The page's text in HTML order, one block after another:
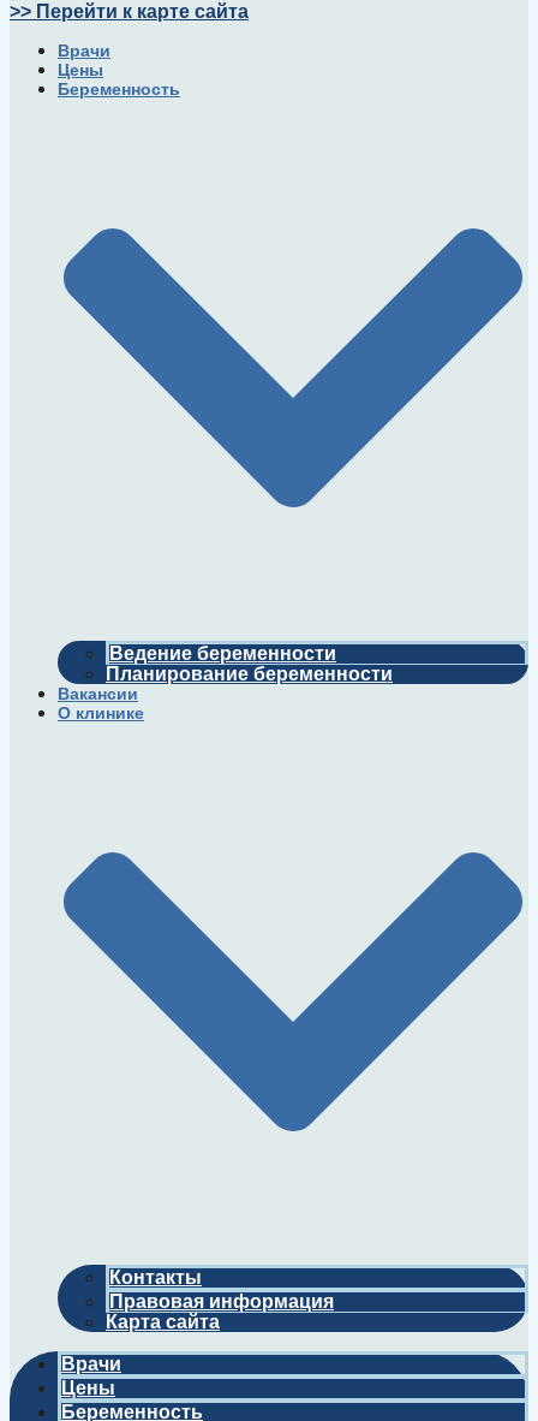
>> Перейти к карте сайта
Врачи
Цены
Беременность
Ведение беременности
Планирование беременности
Вакансии
О клинике
Контакты
Правовая информация
Карта сайта
Врачи
Цены
Беременность